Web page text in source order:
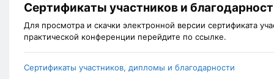
Сертификаты участников и
Для просмотра и скачки электронной версии сертификата
практической конференции перейдите по ссылке.
Сертификаты участников, дипломы и благодарности